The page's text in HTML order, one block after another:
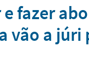
fazer
vão a júri